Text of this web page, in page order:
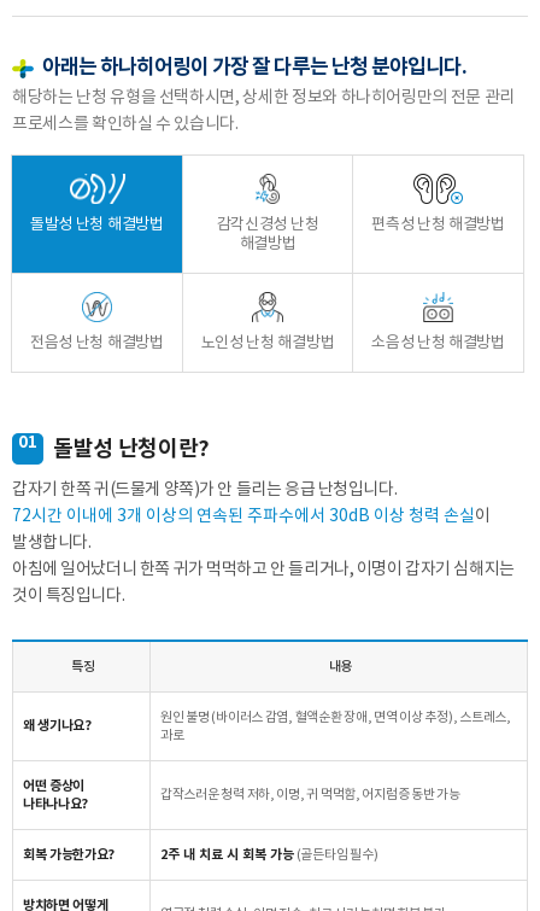
아래는 하나히어링이 가장 잘 다루는 난청 분야입니다.
해당하는 난청 유형을 선택하시면, 상세한 정보와 하나히어링만의 전문 관리
프로세스를 확인하실 수 있습니다.
돌발성 난청 해결방법
감각신경성 난청
해결방법
편측성 난청 해결방법
전음성 난청 해결방법 노인성 난청 해결방법 소음성 난청 해결방법
01 돌발성 난청이란?
갑자기 한쪽 귀(드물게 양쪽)가 안 들리는 응급 난청입니다.
72시간 이내에 3개 이상의 연속된 주파수에서 30dB 이상 청력 손실이
발생합니다.
아침에 일어났더니 한쪽 귀가 먹먹하고 안 들리거나, 이명이 갑자기 심해지는
것이 특징입니다.
특징 내용
왜 생기나요?
원인 불명 (바이러스 감염, 혈액순환 장애, 면역 이상 추정), 스트레스,
과로
어떤 증상이
나타나나요?
갑작스러운 청력 저하, 이명, 귀 먹먹함, 어지럼증 동반 가능
회복 가능한가요? 2주 내 치료 시 회복 가능 (골든타임 필수)
방치하면 어떻게